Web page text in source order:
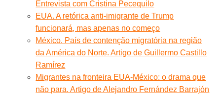
Entrevista com Cristina Pecequilo
EUA. A retórica anti-imigrante de Trump
funcionará, mas apenas no começo
México. País de contenção migratória na região
da América do Norte. Artigo de Guillermo Castillo
Ramírez
Migrantes na fronteira EUA-México: o drama que
não para. Artigo de Alejandro Fernández Barrajón